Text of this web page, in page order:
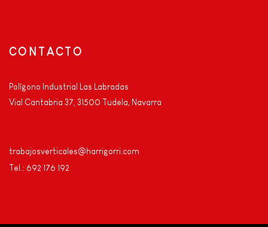
CONTACTO
Polígono Industrial Las Labradas
Vial Cantabria 37, 31500 Tudela, Navarra
trabajosverticales@harrigorri.com
Tel.: 692 176 192